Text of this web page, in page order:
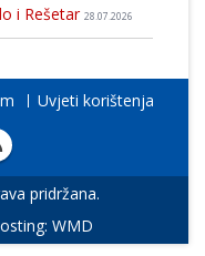
i Rešetar 28.07.2026
Uvjeti korištenja
pridržana.
WMD